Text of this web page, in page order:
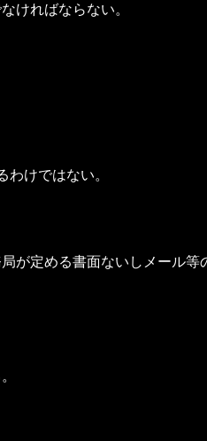
ければならない。
けではない。
が定める書面ないしメール等